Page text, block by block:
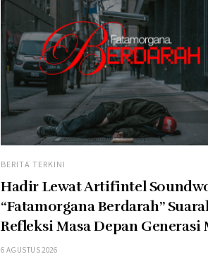
BERITA TERKINI
Hadir Lewat Artifintel
“Fatamorgana Berdarah”
Refleksi Masa Depan Generasi
6 AGUSTUS 2026